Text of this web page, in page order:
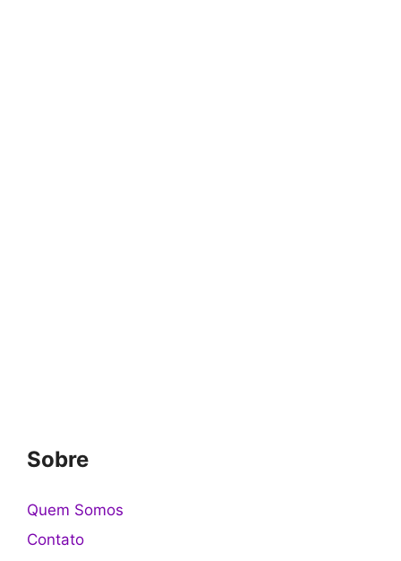
Sobre
Quem Somos
Contato